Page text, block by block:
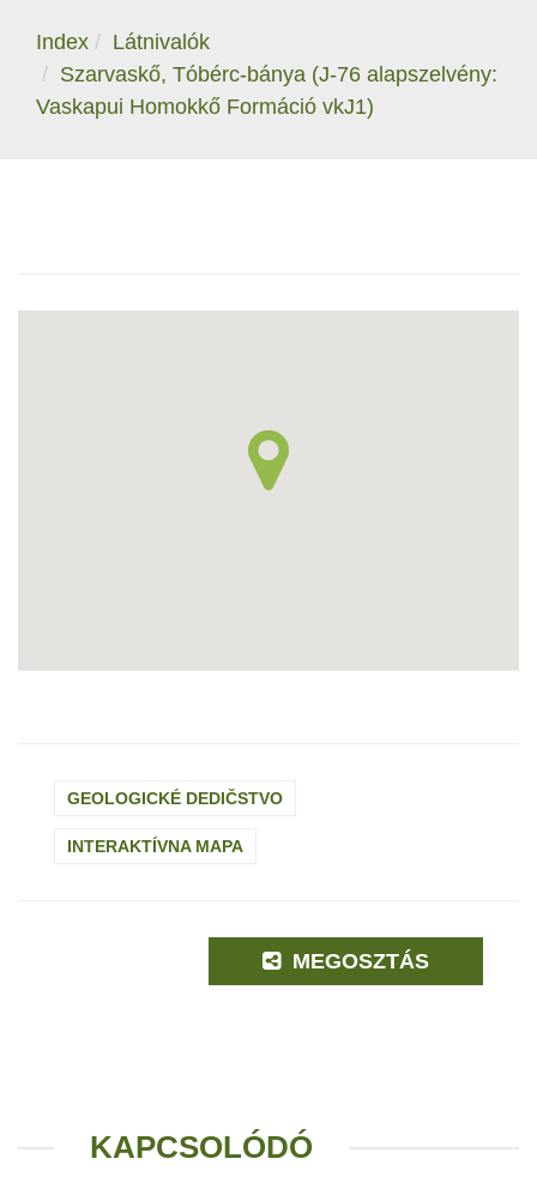
Index
Látnivalók
Szarvaskő, Tóbérc-bánya (J-76 alapszelvény:
Vaskapui Homokkő Formáció vkJ1)
GEOLOGICKÉ DEDIČSTVO
INTERAKTÍVNA MAPA
MEGOSZTÁS
KAPCSOLÓDÓ